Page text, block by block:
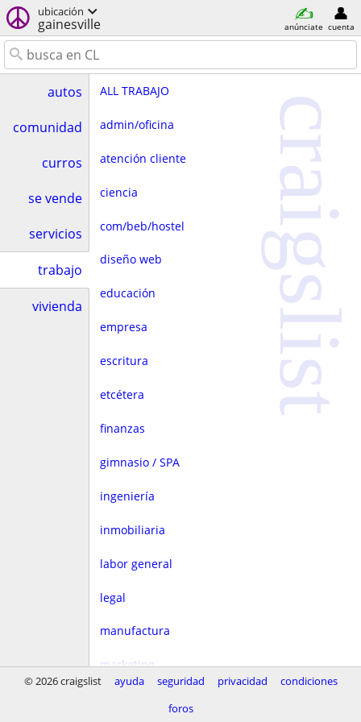
ubicación
gainesville anúnciate cuenta
autos
comunidad
curros
se vende
servicios
trabajo
vivienda
ALL TRABAJO
admin/oficina
atención cliente
ciencia
com/beb/hostel
diseño web
educación
empresa
escritura
etcétera
finanzas
gimnasio / SPA
ingeniería
inmobiliaria
labor general
legal
manufactura
marketing
craigslist
© 2026 craigslist ayuda seguridad privacidad
condiciones
foros